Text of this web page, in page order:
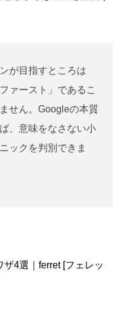
が目指すところは
ァースト」であるこ
せん。Googleの本質
、意味をなさない小
ックを判別できま
4選｜ferret [フェレッ